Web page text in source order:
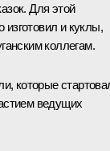
Для этой
и куклы,
коллегам.
которые
ведущих